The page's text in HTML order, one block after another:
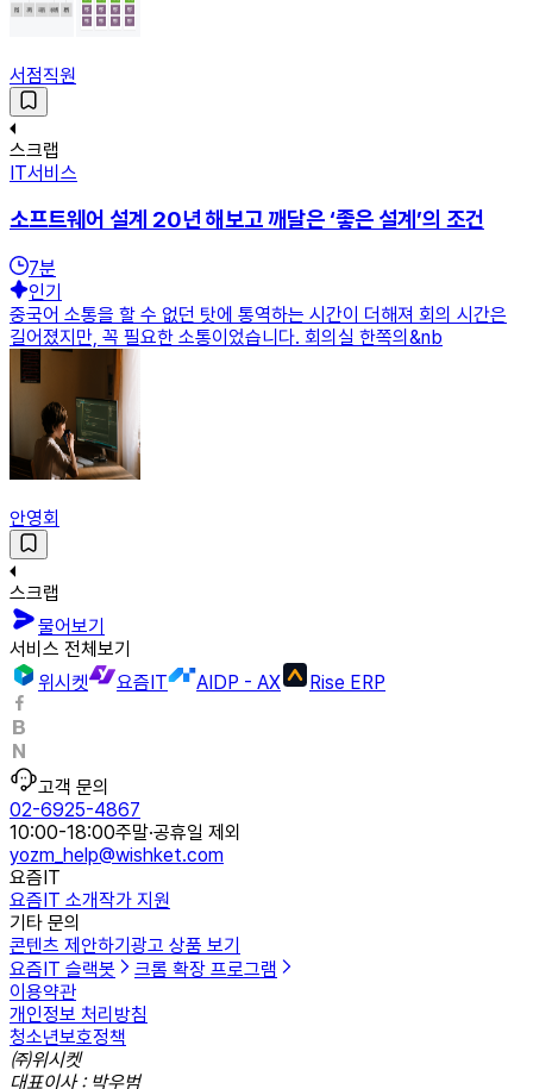
서점직원
스크랩
IT서비스
소프트웨어 설계 20년 해보고 깨달은 ‘좋은 설계’의 조건
7분
인기
중국어 소통을 할 수 없던 탓에 통역하는 시간이 더해져 회의 시간은
길어졌지만, 꼭 필요한 소통이었습니다. 회의실 한쪽의&nb
안영회
스크랩
물어보기
서비스 전체보기
위시켓
요즘IT AIDP - AX Rise ERP
고객 문의
02-6925-4867
10:00-18:00주말·공휴일 제외
yozm_help@wishket.com
요즘IT
요즘IT 소개작가 지원
기타 문의
콘텐츠 제안하기 광고 상품 보기
요즘IT 슬랙봇
크롬 확장 프로그램
이용약관
개인정보 처리방침
청소년보호정책
㈜위시켓
대표이사 : 박우범